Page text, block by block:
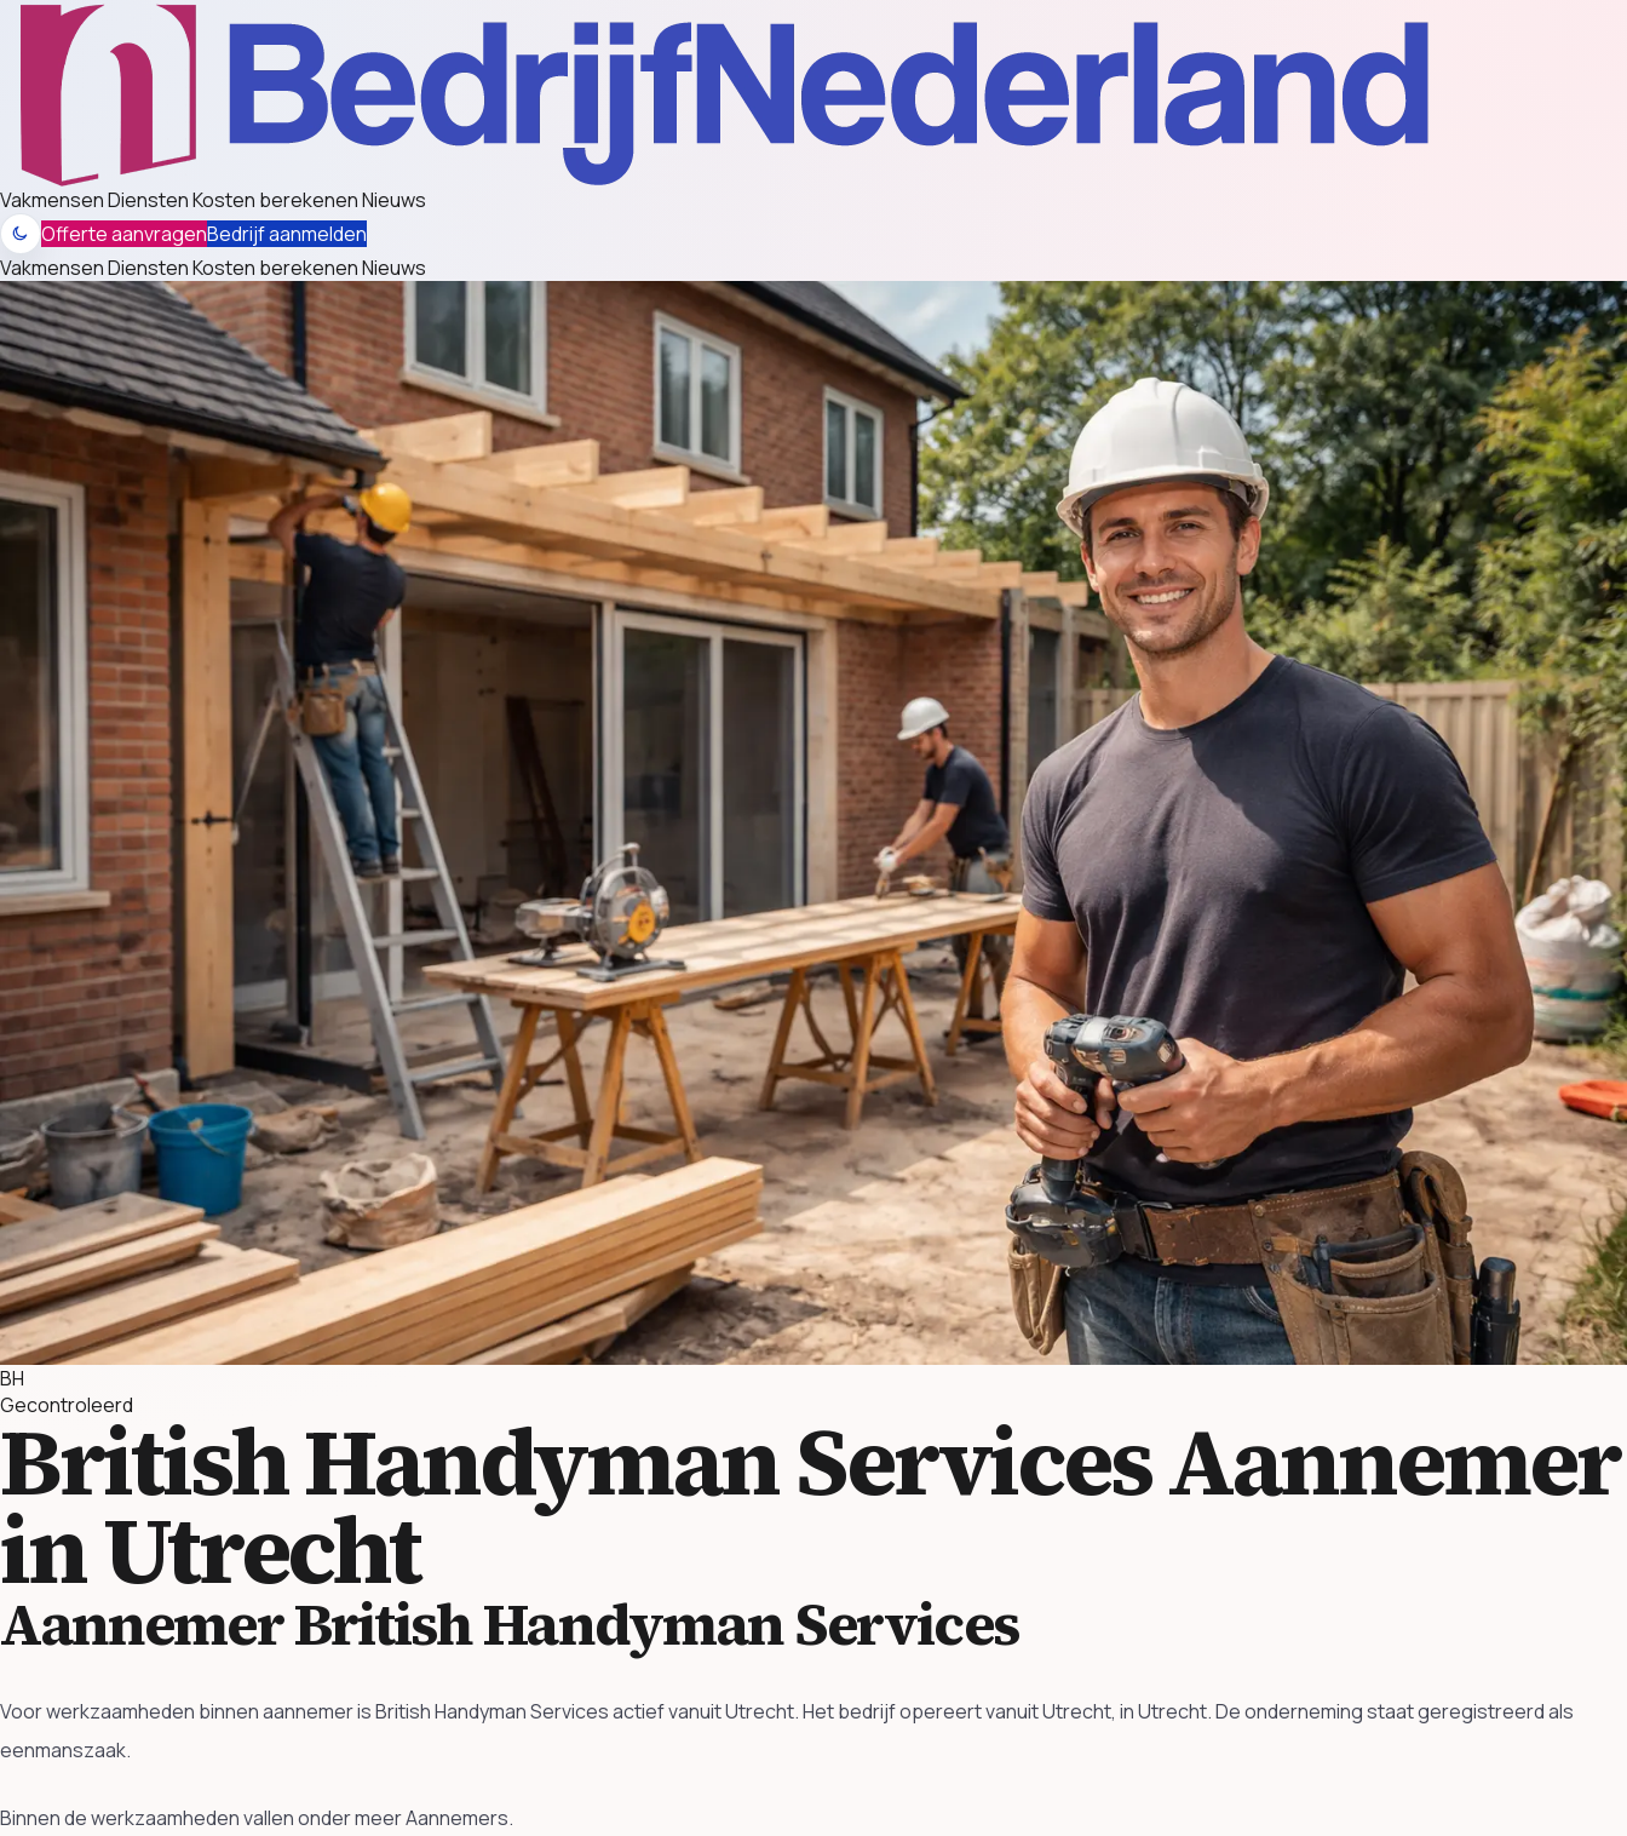
VakmensenDienstenKosten berekenenNieuws
Offerte aanvragenBedrijf aanmelden
VakmensenDienstenKosten berekenenNieuws
BH
Gecontroleerd
British Handyman ServicesAannemer
in Utrecht
Aannemer British Handyman Services
Voor werkzaamheden binnen aannemer is British Handyman Services actief vanuit Utrecht. Het bedrijf opereert vanuit Utrecht, in Utrecht. De onderneming staat geregistreerd als
eenmanszaak.
Binnen de werkzaamheden vallen onder meer Aannemers.